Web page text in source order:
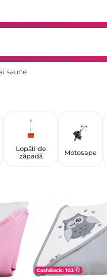
saune
Lopăți de
zăpadă
Motosape
CashBack: 103